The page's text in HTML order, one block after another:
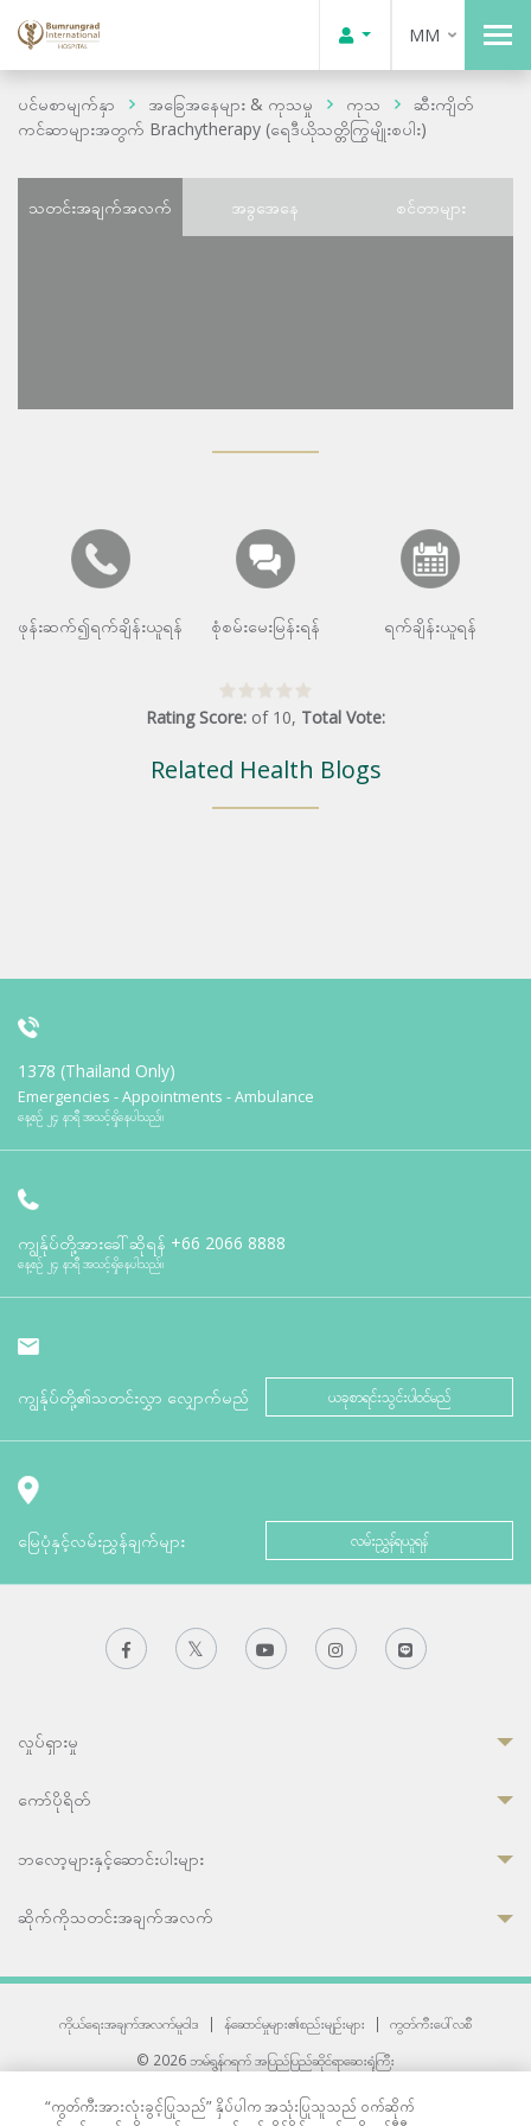
MM
ပင်မစာမျက်နှာ အခြေအနေများ & ကုသမှု ကုသ
ဆီးကျိတ်
ကင်ဆာများအတွက် Brachytherapy (ရေဒီယိုသတ္တိကြွမျိုးစပါး)
သတင်းအချက်အလက် အခွအေနေ စင်တာများ
ဖုန်းဆက်၍ရက်ချိန်းယူရန် စုံစမ်းမေးမြန်းရန် ရက်ချိန်းယူရန်
Rating Score: of 10, Total Vote:
Related Health Blogs
1378 (Thailand Only)
Emergencies - Appointments - Ambulance
နေ့စဉ် ၂၄ နာရီ အသင့်ရှိနေပါသည်။
ကျွန်ုပ်တို့အားခေါ်ဆိုရန် +66 2066 8888
နေ့စဉ် ၂၄ နာရီ အသင့်ရှိနေပါသည်။
ကျွန်ုပ်တို့၏သတင်းလွှာ လျှောက်မည် ယခုစာရင်းသွင်းပါဝင်မည်
မြေပုံနှင့်လမ်းညွှန်ချက်များ လမ်းညွှန်ရယူရန်
လှုပ်ရှားမှု
ကော်ပိုရိတ်
ဘလော့များနှင့်ဆောင်းပါးများ
ဆိုက်ကိုသတင်းအချက်အလက်
ကိုယ်ရေးအချက်အလက်မူဝါဒ | န်ဆောင်မှုများ၏စည်းမျဉ်းများ |
ကွတ်ကီးပေါ်လစီ
© 2026 ဘမ်ရွန်ဂရက် အပြည်ပြည်ဆိုင်ရာဆေးရုံကြီး
“ကွတ်ကီးအားလုံးခွင့်ပြုသည်” နှိပ်ပါက အသုံးပြုသူသည် ဝက်ဆိုက်